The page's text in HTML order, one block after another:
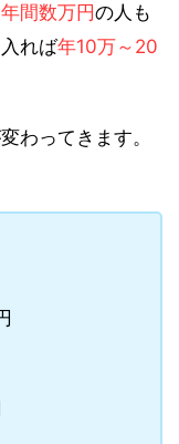
年間数万円の人も
れば年10万～20
わってきます。